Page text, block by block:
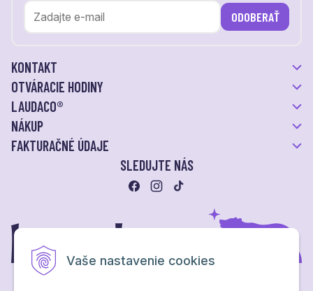
Vaše nastavenie cookies
ODOBERAŤ
KONTAKT
OTVÁRACIE HODINY
LAUDACO®
NÁKUP
FAKTURAČNÉ ÚDAJE
SLEDUJTE NÁS